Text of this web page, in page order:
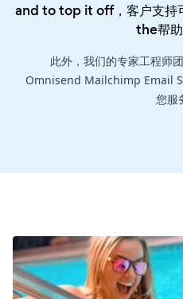
and to top it off，客户支持
the帮
此外，我们的专家工程师
Omnisend Mailchimp Email
您服